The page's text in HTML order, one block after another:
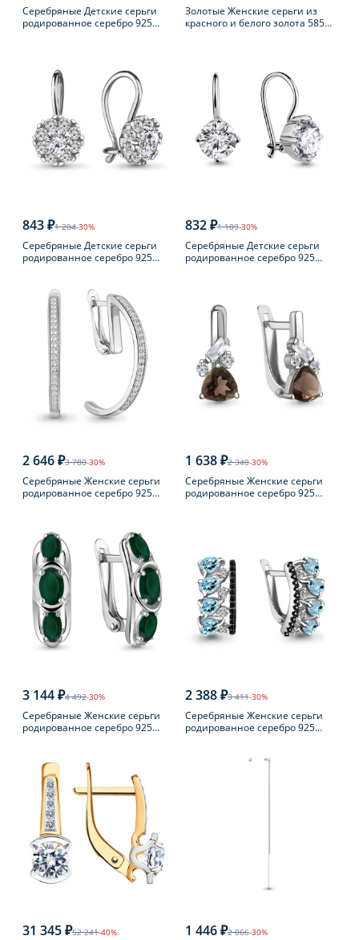
Серебряные Детские серьги
родированное серебро 925
Золотые Женские серьги из
красного и белого золота 585
843 ₽1 204-30%
Серебряные Детские серьги
родированное серебро 925
832 ₽1 189-30%
Серебряные Детские серьги
родированное серебро 925
2 646 ₽3 780-30%
Серебряные Женские серьги
родированное серебро 925
1 638 ₽2 340-30%
Серебряные Женские серьги
родированное серебро 925
3 144 ₽4 492-30%
Серебряные Женские серьги
родированное серебро 925
2 388 ₽3 411-30%
Серебряные Женские серьги
родированное серебро 925
31 345 ₽52 241-40% 1 446 ₽2 066-30%